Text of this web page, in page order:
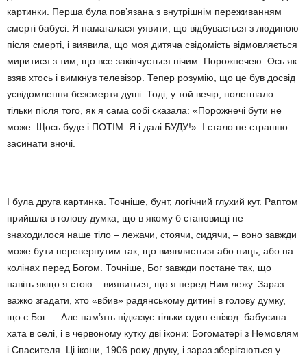
картинки. Перша була пов’язана з внутрішнім переживанням
смерті бабусі. Я намагалася уявити, що відбувається з людиною
після смерті, і виявила, що моя дитяча свідомість відмовляється
миритися з тим, що все закінчується нічим. Порожнечею. Ось як
взяв хтось і вимкнув телевізор. Тепер розумію, що це був досвід
усвідомлення безсмертя душі. Тоді, у той вечір, полегшало
тільки після того, як я сама собі сказала: «Порожнечі бути не
може. Щось буде і ПОТІМ. Я і далі БУДУ!». І стало не страшно
засинати вночі.
І була друга картинка. Точніше, бунт, логічний глухий кут. Раптом
прийшла в голову думка, що в якому б становищі не
знаходилося наше тіло – лежачи, стоячи, сидячи, – воно завжди
може бути перевернутим так, що виявляється або ниць, або на
колінах перед Богом. Точніше, Бог завжди постане так, що
навіть якщо я стою – виявиться, що я перед Ним лежу. Зараз
важко згадати, хто «вбив» радянському дитині в голову думку,
що є Бог … Але пам’ять підказує тільки один епізод: бабусина
хата в селі, і в червоному кутку дві ікони: Богоматері з Немовлям
і Спасителя. Ці ікони, 1906 року друку, і зараз зберігаються у